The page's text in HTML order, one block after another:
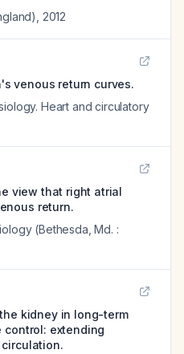
2012
venous return curves.
Heart and circulatory
view that right atrial
return.
(Bethesda, Md. :
kidney in long-term
control: extending